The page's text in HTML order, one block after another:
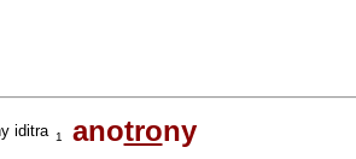
iditra 1 anotrony